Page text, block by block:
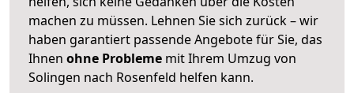
machen zu müssen. Lehnen Sie sich zurück – wir
haben garantiert passende Angebote für Sie, das
Ihnen ohne Probleme mit Ihrem Umzug von
Solingen nach Rosenfeld helfen kann.